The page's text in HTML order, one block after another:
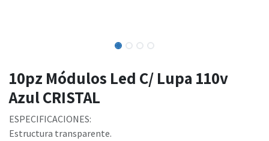
10pz Módulos Led C/ Lupa 110v
Azul CRISTAL
ESPECIFICACIONES:
Estructura transparente.